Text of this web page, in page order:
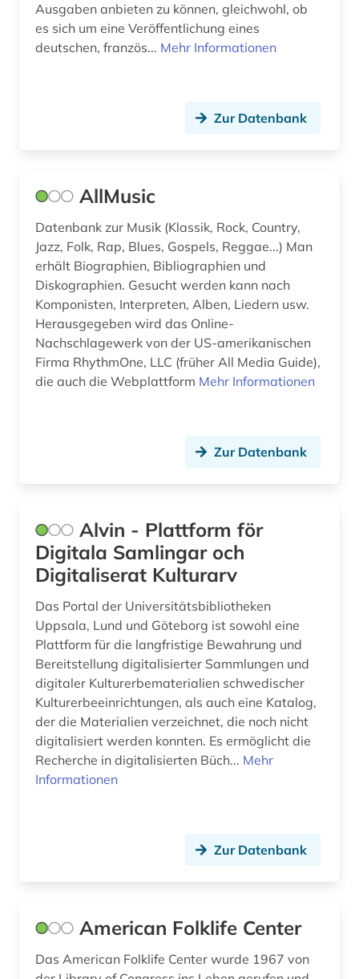
ereignisdaten (1)
erstausgabe (1)
fachdidaktik (1)
fachinformationsdienst (1)
familie (3)
fernsehen (1)
ferruccio busoni (1)
film (4)
flugblattlied (1)
forschung (2)
forschungs- und gedenkstätte heinrich-
schütz-haus (köstritz) (1)
fotografie (3)
frankfurt (1)
frankreich (1)
franz (2)
fürstenhaus (1)
Ausgaben anbieten zu können, gleichwohl, ob
es sich um eine Veröffentlichung eines
deutschen, französ... Mehr Informationen
Zur Datenbank
AllMusic
Datenbank zur Musik (Klassik, Rock, Country,
Jazz, Folk, Rap, Blues, Gospels, Reggae...) Man
erhält Biographien, Bibliographien und
Diskographien. Gesucht werden kann nach
Komponisten, Interpreten, Alben, Liedern usw.
Herausgegeben wird das Online-
Nachschlagewerk von der US-amerikanischen
Firma RhythmOne, LLC (früher All Media Guide),
die auch die Webplattform Mehr Informationen
Zur Datenbank
Alvin - Plattform för
Digitala Samlingar och
Digitaliserat Kulturarv
Das Portal der Universitätsbibliotheken
Uppsala, Lund und Göteborg ist sowohl eine
Plattform für die langfristige Bewahrung und
Bereitstellung digitalisierter Sammlungen und
digitaler Kulturerbematerialien schwedischer
Kulturerbeeinrichtungen, als auch eine Katalog,
der die Materialien verzeichnet, die noch nicht
digitalisiert werden konnten. Es ermöglicht die
Recherche in digitalisierten Büch... Mehr
Informationen
Zur Datenbank
American Folklife Center
Das American Folklife Center wurde 1967 von